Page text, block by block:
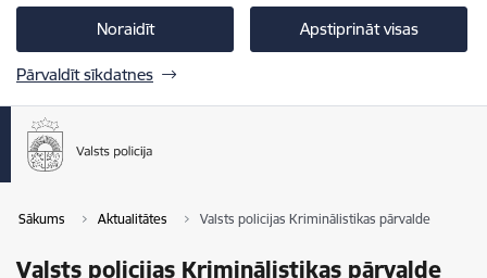
Noraidīt Apstiprināt visas
Pārvaldīt sīkdatnes
Sākums Aktualitātes Valsts policijas Kriminālistikas pārvalde
Valsts policijas Kriminālistikas pārvalde